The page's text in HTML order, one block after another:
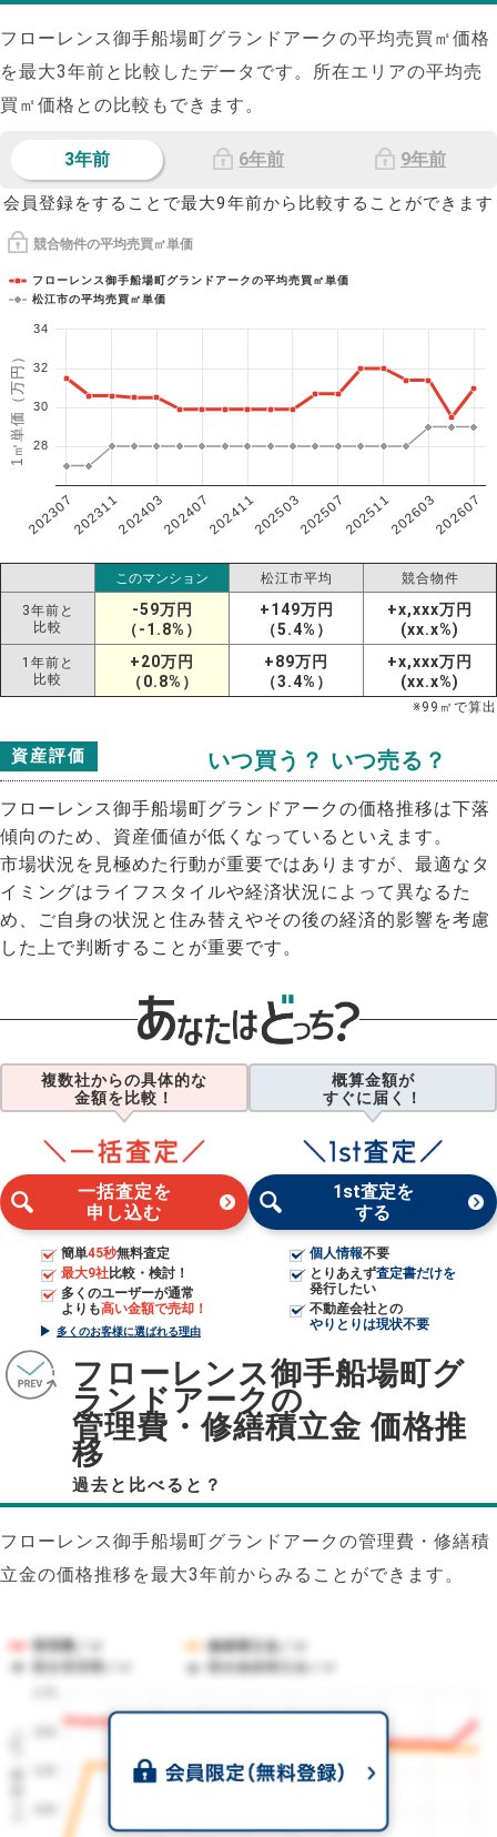
フローレンス御手船場町グランドアークの平均売買㎡価格
を最大3年前と比較したデータです。所在エリアの平均売
買㎡価格との比較もできます。
3年前 6年前 9年前
会員登録をすることで最大9年前から比較することができます
競合物件の平均売買㎡単価
1㎡単価（万円）
フローレンス御手船場町グランドアークの平均売買㎡単価
松江市の平均売買㎡単価
202307202311202403202407202411202503202507202511202603202607
28
30
32
34
このマンション 松江市平均 競合物件
3年前と
比較
-59万円
（-1.8%）
+149万円
（5.4%）
+x,xxx万円
(xx.x%)
1年前と
比較
+20万円
（0.8%）
+89万円
（3.4%）
+x,xxx万円
(xx.x%)
※99 ㎡で算出
資産評価 いつ買う？ いつ売る？
フローレンス御手船場町グランドアークの価格推移は下落
傾向のため、資産価値が低くなっているといえます。
市場状況を見極めた行動が重要ではありますが、最適なタ
イミングはライフスタイルや経済状況によって異なるた
め、ご自身の状況と住み替えやその後の経済的影響を考慮
した上で判断することが重要です。
複数社からの具体的な
金額を比較！
一括査定を
申し込む
簡単45秒無料査定
最大9社比較・検討！
多くのユーザーが通常
よりも高い金額で売却！
多くのお客様に選ばれる理由
概算金額が
すぐに届く！
1st査定を
する
個人情報不要
とりあえず査定書だけを
発行したい
不動産会社との
やりとりは現状不要
フローレンス御手船場町グ
ランドアークの
管理費・修繕積立金 価格推
移
過去と比べると？
フローレンス御手船場町グランドアークの管理費・修繕積
立金の価格推移を最大3年前からみることができます。
1㎡単価（円）
管理費／㎡
修繕積立金／㎡
競合管理費／㎡
競合修繕積立金／㎡